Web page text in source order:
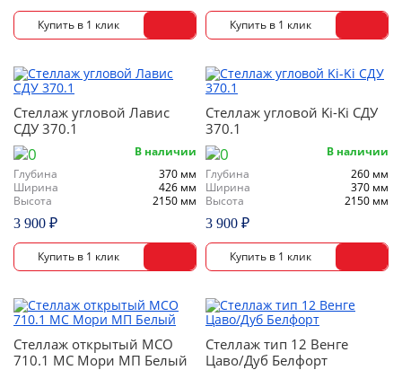
Стеллаж угловой Лавис
СДУ 370.1
В наличии
Глубина
370 мм
Ширина
426 мм
Высота
2150 мм
3 900 ₽
Стеллаж угловой Ki-Ki СДУ
370.1
В наличии
Глубина
260 мм
Ширина
370 мм
Высота
2150 мм
3 900 ₽
Стеллаж открытый МСО
710.1 МС Мори МП Белый
Стеллаж тип 12 Венге
Цаво/Дуб Белфорт